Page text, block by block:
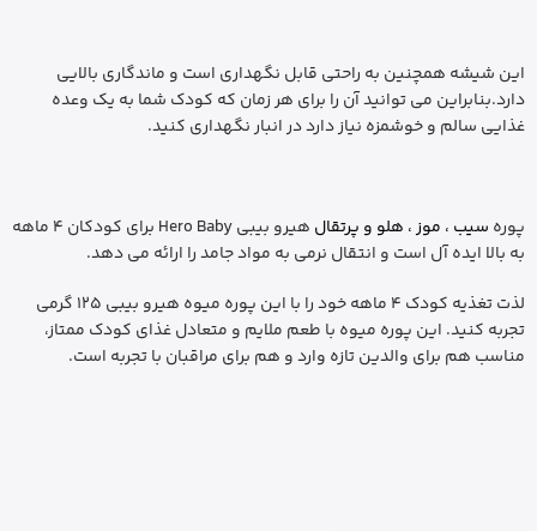
این شیشه همچنین به راحتی قابل نگهداری است و ماندگاری بالایی
دارد.بنابراین می توانید آن را برای هر زمان که کودک شما به یک وعده
غذایی سالم و خوشمزه نیاز دارد در انبار نگهداری کنید.
پوره سیب ، موز ، هلو و پرتقال
هیرو بیبی Hero Baby برای کودکان 4 ماهه
به بالا ایده آل است و انتقال نرمی به مواد جامد را ارائه می دهد.
لذت تغذیه کودک 4 ماهه خود را با این پوره میوه هیرو بیبی 125 گرمی
تجربه کنید. این پوره میوه با طعم ملایم و متعادل غذای کودک ممتاز،
مناسب هم برای والدین تازه وارد و هم برای مراقبان با تجربه است.